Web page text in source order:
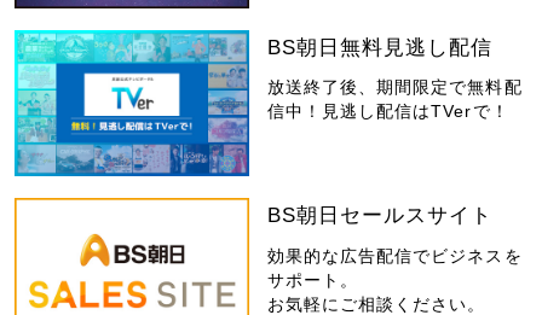
BS朝日無料見逃し配信
放送終了後、期間限定で無料配
信中！見逃し配信はTVerで！
BS朝日セールスサイト
効果的な広告配信でビジネスを
サポート。
お気軽にご相談ください。